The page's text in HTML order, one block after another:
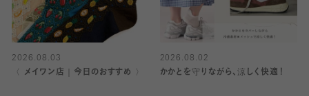
2026.08.03
〈 メイワン店｜今日のおすすめ 〉
2026.08.02
かかとを守りながら、涼しく快適！